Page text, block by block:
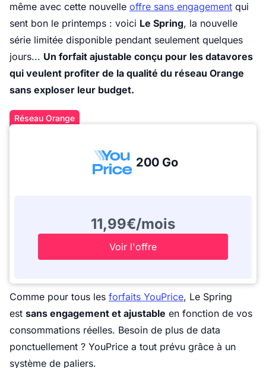
même avec cette nouvelle offre sans engagement qui
sent bon le printemps : voici Le Spring, la nouvelle
série limitée disponible pendant seulement quelques
jours... Un forfait ajustable conçu pour les datavores
qui veulent profiter de la qualité du réseau Orange
sans exploser leur budget.
Réseau Orange
200 Go
11,99€/mois
Voir l'offre
Comme pour tous les forfaits YouPrice, Le Spring
est sans engagement et ajustable en fonction de vos
consommations réelles. Besoin de plus de data
ponctuellement ? YouPrice a tout prévu grâce à un
système de paliers.